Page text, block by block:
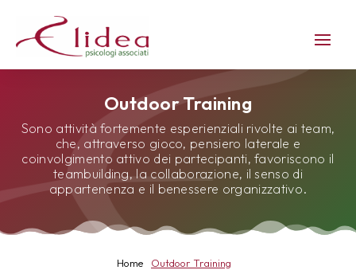
Outdoor Training
Sono attività fortemente esperienziali rivolte ai team,
che, attraverso gioco, pensiero laterale e
coinvolgimento attivo dei partecipanti, favoriscono il
teambuilding, la collaborazione, il senso di
appartenenza e il benessere organizzativo.
Home Outdoor Training